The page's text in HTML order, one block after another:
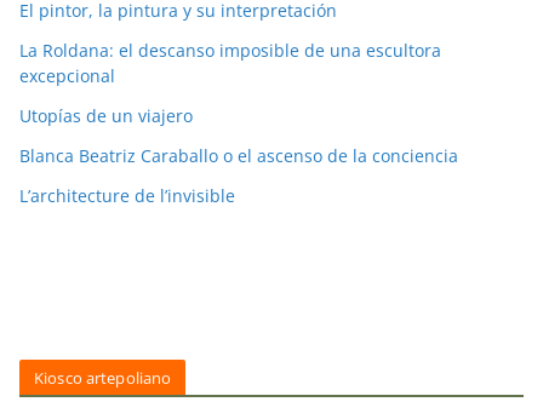
El pintor, la pintura y su interpretación
La Roldana: el descanso imposible de una escultora
excepcional
Utopías de un viajero
Blanca Beatriz Caraballo o el ascenso de la conciencia
L’architecture de l’invisible
Kiosco artepoliano